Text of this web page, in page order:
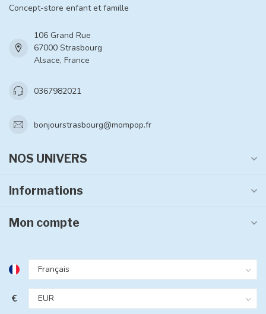
Concept-store enfant et famille
106 Grand Rue
67000 Strasbourg
Alsace, France
0367982021
bonjourstrasbourg@mompop.fr
NOS UNIVERS
Informations
Mon compte
€